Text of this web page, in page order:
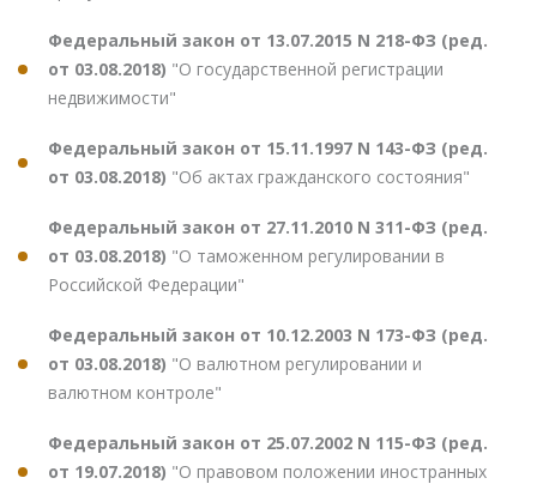
Федеральный закон от 13.07.2015 N 218-ФЗ (ред.
от 03.08.2018) "О государственной регистрации
недвижимости"
Федеральный закон от 15.11.1997 N 143-ФЗ (ред.
от 03.08.2018) "Об актах гражданского состояния"
Федеральный закон от 27.11.2010 N 311-ФЗ (ред.
от 03.08.2018) "О таможенном регулировании в
Российской Федерации"
Федеральный закон от 10.12.2003 N 173-ФЗ (ред.
от 03.08.2018) "О валютном регулировании и
валютном контроле"
Федеральный закон от 25.07.2002 N 115-ФЗ (ред.
от 19.07.2018) "О правовом положении иностранных